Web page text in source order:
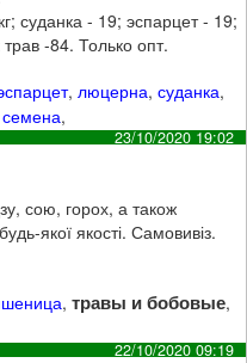
суданка - 19; эспарцет - 19;
-84. Только опт.
, люцерна,суданка,
семена,
23/10/2020 19:02
сою, горох, а також
якої якості. Самовивіз.
,травы и бобовые,
22/10/2020 09:19